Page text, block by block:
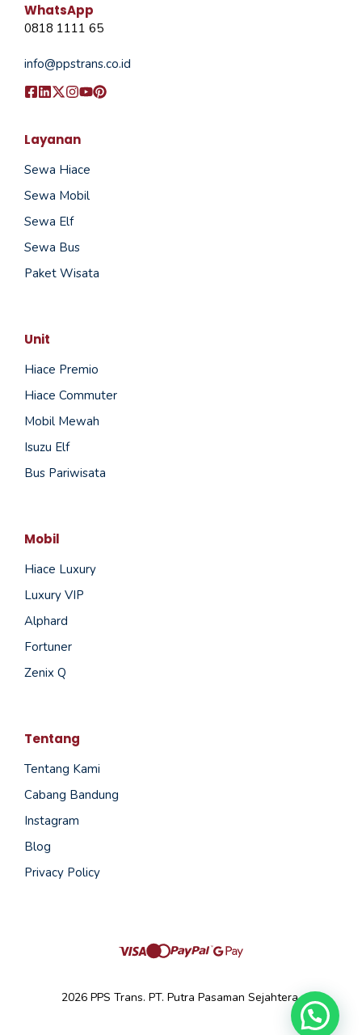
WhatsApp
0818 1111 65
info@ppstrans.co.id
Layanan
Sewa Hiace
Sewa Mobil
Sewa Elf
Sewa Bus
Paket Wisata
Unit
Hiace Premio
Hiace Commuter
Mobil Mewah
Isuzu Elf
Bus Pariwisata
Mobil
Hiace Luxury
Luxury VIP
Alphard
Fortuner
Zenix Q
Tentang
Tentang Kami
Cabang Bandung
Instagram
Blog
Privacy Policy
2026 PPS Trans. PT. Putra Pasaman Sejahtera.